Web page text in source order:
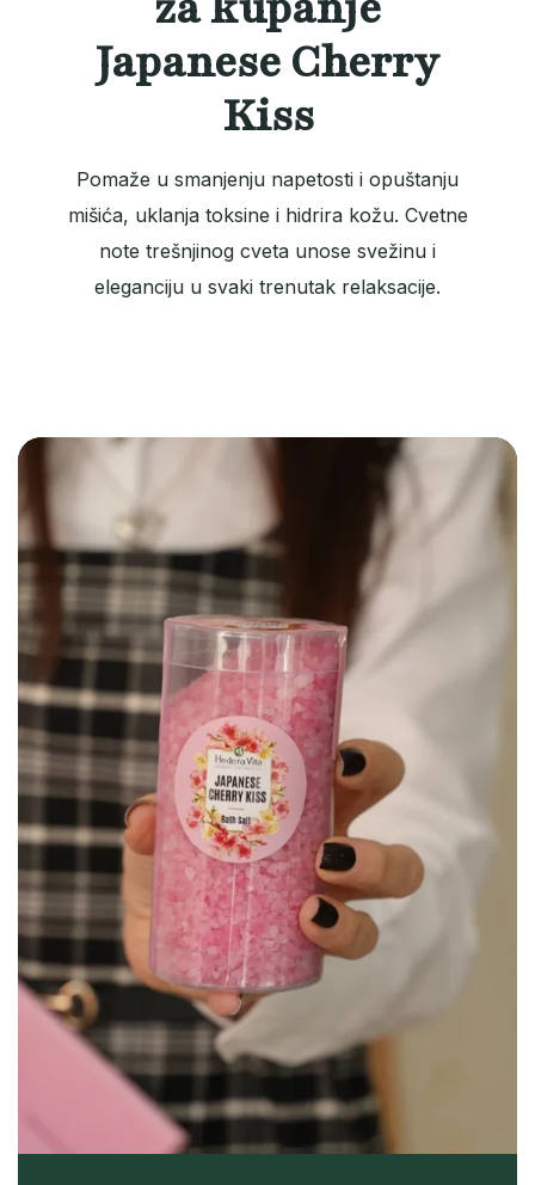
Japanese Cherry
Kiss
Pomaže u smanjenju napetosti i opuštanju
mišića, uklanja toksine i hidrira kožu. Cvetne
note trešnjinog cveta unose svežinu i
eleganciju u svaki trenutak relaksacije.